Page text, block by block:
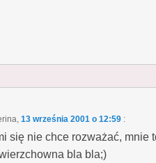
13 września 2001 o 12:59 :
się nie chce rozważać, mnie
bla bla;)